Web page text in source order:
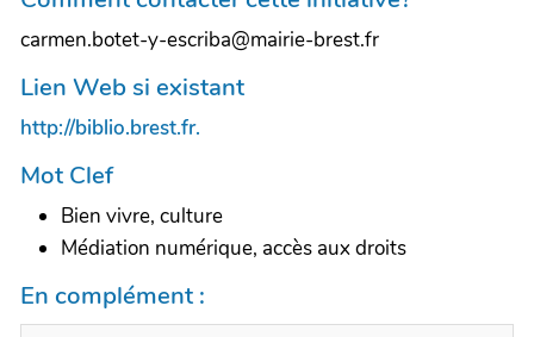
carmen.botet-y-escriba@mairie-brest.fr
Lien Web si existant
http://biblio.brest.fr.
Mot Clef
Bien vivre, culture
Médiation numérique, accès aux droits
En complément :